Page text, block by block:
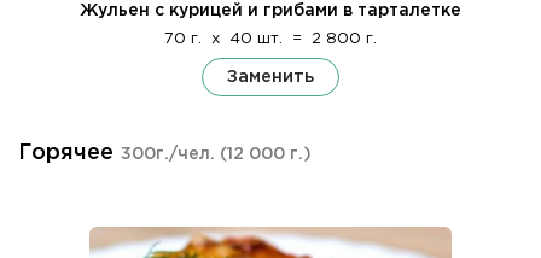
Жульен с курицей и грибами в тарталетке
70 г. x 40 шт. = 2 800 г.
Заменить
Горячее 300г./чел. (12 000 г.)